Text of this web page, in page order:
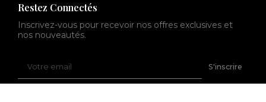
Restez Connectés
Inscrivez-vous pour recevoir nos offres exclusives et
nos nouveautés.
email
S'inscrire